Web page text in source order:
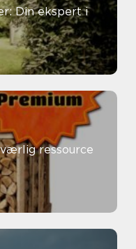
Din ekspert i
ressource